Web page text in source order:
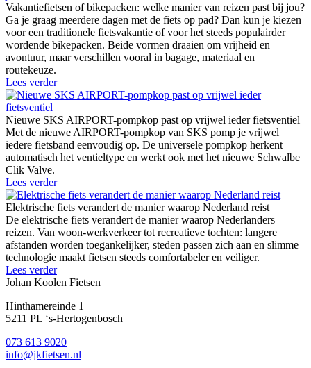
Vakantiefietsen of bikepacken: welke manier van reizen past bij jou?
Ga je graag meerdere dagen met de fiets op pad? Dan kun je kiezen
voor een traditionele fietsvakantie of voor het steeds populairder
wordende bikepacken. Beide vormen draaien om vrijheid en
avontuur, maar verschillen vooral in bagage, materiaal en
routekeuze.
Lees verder
Nieuwe SKS AIRPORT-pompkop past op vrijwel ieder fietsventiel
Met de nieuwe AIRPORT-pompkop van SKS pomp je vrijwel
iedere fietsband eenvoudig op. De universele pompkop herkent
automatisch het ventieltype en werkt ook met het nieuwe Schwalbe
Clik Valve.
Lees verder
Elektrische fiets verandert de manier waarop Nederland reist
De elektrische fiets verandert de manier waarop Nederlanders
reizen. Van woon-werkverkeer tot recreatieve tochten: langere
afstanden worden toegankelijker, steden passen zich aan en slimme
technologie maakt fietsen steeds comfortabeler en veiliger.
Lees verder
Johan Koolen Fietsen
Hinthamereinde 1
5211 PL ‘s-Hertogenbosch
073 613 9020
info@jkfietsen.nl